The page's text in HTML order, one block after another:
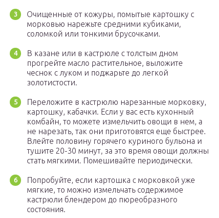
Очищенные от кожуры, помытые картошку с
морковью нарежьте средними кубиками,
соломкой или тонкими брусочками.
В казане или в кастрюле с толстым дном
прогрейте масло растительное, выложите
чеснок с луком и поджарьте до легкой
золотистости.
Переложите в кастрюлю нарезанные морковку,
картошку, кабачки. Если у вас есть кухонный
комбайн, то можете измельчить овощи в нем, а
не нарезать, так они приготовятся еще быстрее.
Влейте половину горячего куриного бульона и
тушите 20-30 минут, за это время овощи должны
стать мягкими. Помешивайте периодически.
Попробуйте, если картошка с морковкой уже
мягкие, то можно измельчать содержимое
кастрюли блендером до пюреобразного
состояния.